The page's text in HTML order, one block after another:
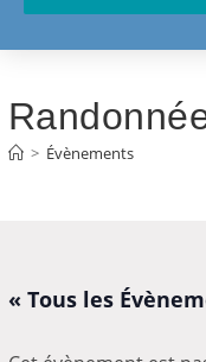
> Évènements
« Tous les